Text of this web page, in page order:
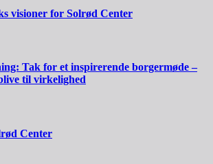
visioner for Solrød Center
Tak for et inspirerende borgermøde –
til virkelighed
Center